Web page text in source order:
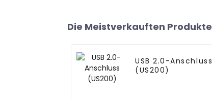
Die Meistverkauften Produkte
USB 2.0-Anschluss
(US200)